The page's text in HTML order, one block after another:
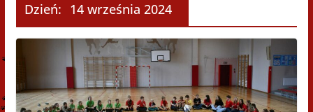
Dzień: 14 września 2024